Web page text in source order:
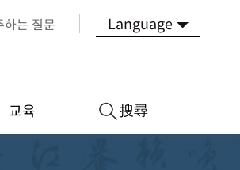
하는 질문 Language
교육 搜尋